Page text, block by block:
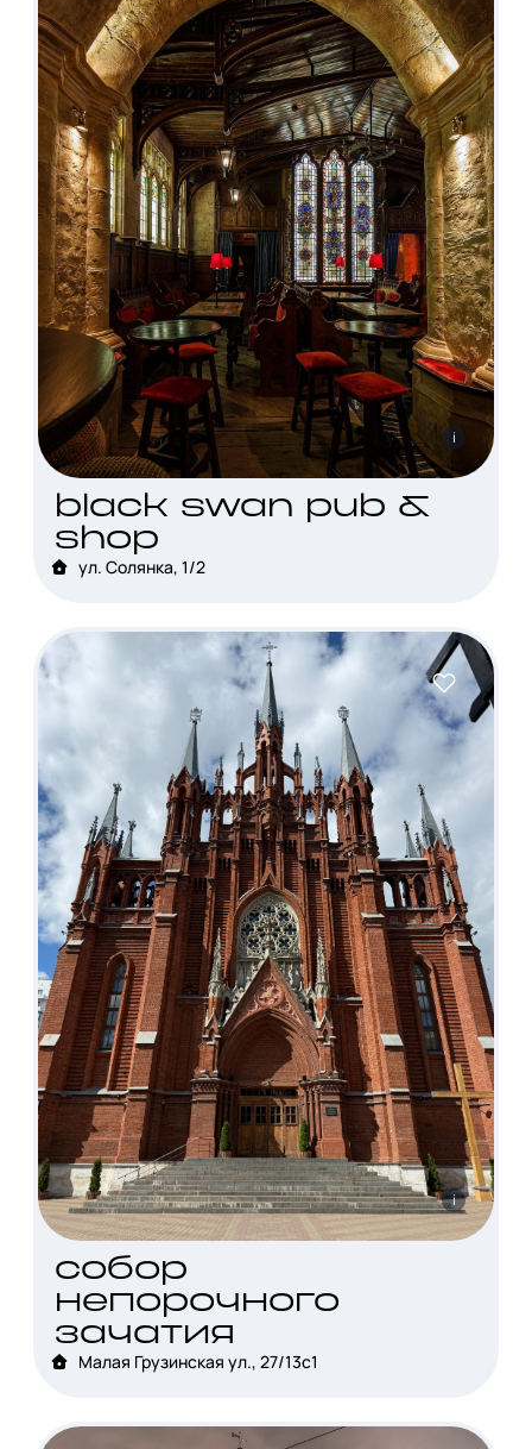
i
black swan pub &
shop
ул. Солянка, 1/2
i
собор
непорочного
зачатия
Малая Грузинская ул., 27/13с1